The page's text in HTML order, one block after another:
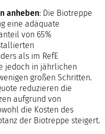
anheben: Die Biotreppe
eine adäquate
von 65%
als im RefE
jedoch in jährlichen
großen Schritten.
reduzieren die
aufgrund von
die Kosten des
der Biotreppe steigert.